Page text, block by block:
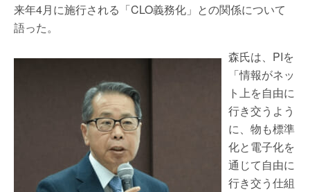
来年4月に施行される「CLO義務化」との関係について
語った。
森氏は、PIを
「情報がネッ
ト上を自由に
行き交うよう
に、物も標準
化と電子化を
通じて自由に
行き交う仕組